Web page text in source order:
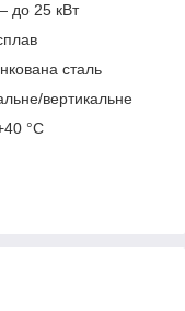
до 25 кВт
сталь
вертикальне
°C